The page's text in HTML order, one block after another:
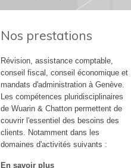
Nos prestations
Révision, assistance comptable,
conseil fiscal, conseil économique et
mandats d'administration à Genève.
Les compétences pluridisciplinaires
de Wuarin & Chatton permettent de
couvrir l'essentiel des besoins des
clients. Notamment dans les
domaines d'activités suivants :
En savoir plus